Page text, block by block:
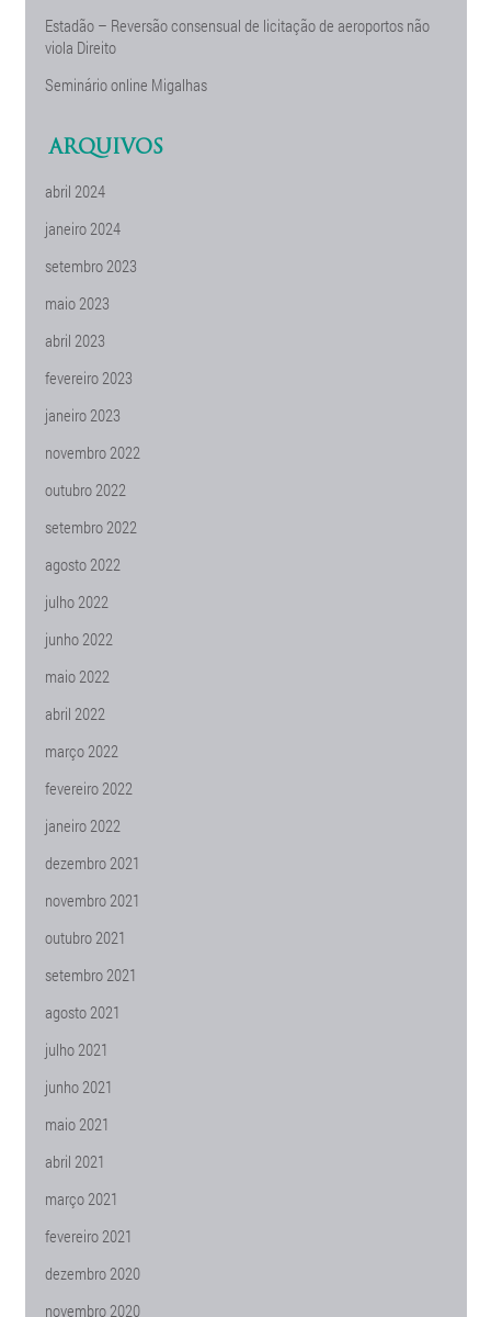
Estadão – Reversão consensual de licitação de aeroportos não
viola Direito
Seminário online Migalhas
ARQUIVOS
abril 2024
janeiro 2024
setembro 2023
maio 2023
abril 2023
fevereiro 2023
janeiro 2023
novembro 2022
outubro 2022
setembro 2022
agosto 2022
julho 2022
junho 2022
maio 2022
abril 2022
março 2022
fevereiro 2022
janeiro 2022
dezembro 2021
novembro 2021
outubro 2021
setembro 2021
agosto 2021
julho 2021
junho 2021
maio 2021
abril 2021
março 2021
fevereiro 2021
dezembro 2020
novembro 2020